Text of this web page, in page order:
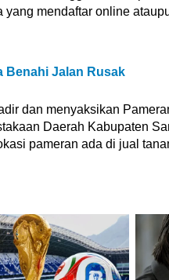
mendaftar online
Benahi Jalan Rusak
dan menyaksikan
Daerah Kabupaten
pameran ada di jual